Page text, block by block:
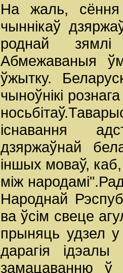
На жаль,
чыннікаў
роднай
Абмежаваныя
ўжытку.
чыноўнікі
існавання
дзяржаўнай
іншых моваў,
між
Народнай
ва ўсім свеце
прыняць удзел у
дарагія
замацаванню ў